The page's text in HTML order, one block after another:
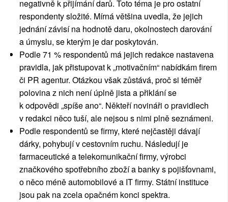
negativně k přijímání darů. Toto téma je pro ostatní
respondenty složité. Mírná většina uvedla, že jejich
jednání závisí na hodnotě daru, okolnostech darování
a úmyslu, se kterým je dar poskytován.
Podle 71 % respondentů má jejich redakce nastavena
pravidla, jak přistupovat k „motivačním“ nabídkám firem
či PR agentur. Otázkou však zůstává, proč si téměř
polovina z nich není úplně jista a přiklání se
k odpovědi „spíše ano“. Někteří novináři o pravidlech
v redakci něco tuší, ale nejsou s nimi plně seznámeni.
Podle respondentů se firmy, které nejčastěji dávají
dárky, pohybují v cestovním ruchu. Následují je
farmaceutické a telekomunikační firmy, výrobci
značkového spotřebního zboží a banky s pojišťovnami,
o něco méně automobilové a IT firmy. Státní instituce
jsou pak na zcela opačném konci spektra.